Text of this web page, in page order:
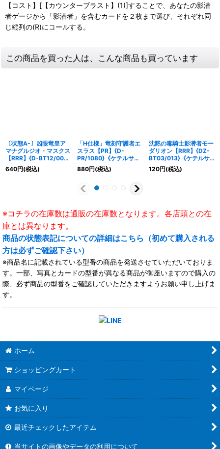
【コスト】[【カウンターブラスト】(1)]することで、あなたの影潜
者ゲージから「影潜者」を含むカードを２枚まで選び、それぞれ同
じ縦列の(R)にコールする。
この商品を買った人は、こんな商品も買っています
〔状態A-〕凶眼竜皇ア
マナグルジオ・マスクス
【RRR】{D-BT12/005}
《ダークステイツ》
640円(税込)
「H仕様」竜刻守護者エ
スラス【PR】{D-
PR/1080}《ケテルサン
クチュアリ》
880円(税込)
沈黙の毒騎士影潜者モー
ダリオン【RRR】{DZ-
BT03/013}《ケテルサ
ンクチュアリ》
120円(税込)
※コチラの在庫数は通販の在庫数となります。各店頭との在
庫とは異なります。
商品の状態表記についての詳細はこちら（初めて購入される
方は必ずご確認下さい）
※商品名に記載されている型番の商品を発送させていただいておりま
す。一部、写真とカードの型番が異なる商品が御座いますので購入の
際、必ず商品の型番をご確認していただきますようお願い申し上げま
す。
ホーム
ショッピングカート
マイページ
お気に入り
最近チェックしたアイテム
当サイトの画像やデータの利用について